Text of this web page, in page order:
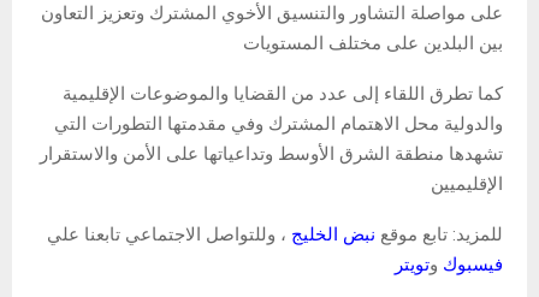
على مواصلة التشاور والتنسيق الأخوي المشترك وتعزيز التعاون
بين البلدين على مختلف المستويات
كما تطرق اللقاء إلى عدد من القضايا والموضوعات الإقليمية
والدولية محل الاهتمام المشترك وفي مقدمتها التطورات التي
تشهدها منطقة الشرق الأوسط وتداعياتها على الأمن والاستقرار
الإقليميين
للمزيد: تابع موقع نبض الخليج ، وللتواصل الاجتماعي تابعنا علي
فيسبوك وتويتر